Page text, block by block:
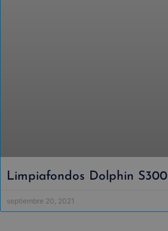
Limpiafondos Dolphin S300
septiembre 20, 2021